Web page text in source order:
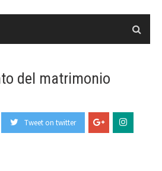
del matrimonio
Tweet on twitter